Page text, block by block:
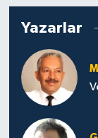
Yazarlar